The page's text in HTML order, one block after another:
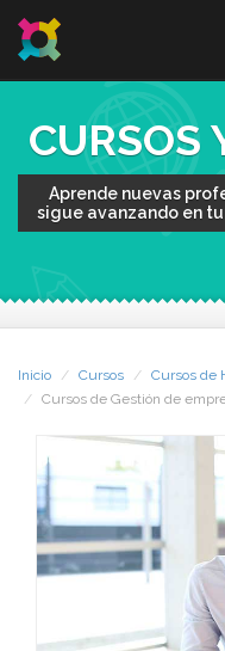
CURSOS
Aprende nuevas
sigue avanzando en
Inicio Cursos
Cursos de
Cursos de Gestión de